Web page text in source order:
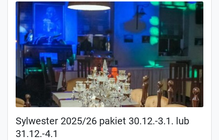
Sylwester 2025/26 pakiet 30.12.-3.1. lub
31.12.-4.1